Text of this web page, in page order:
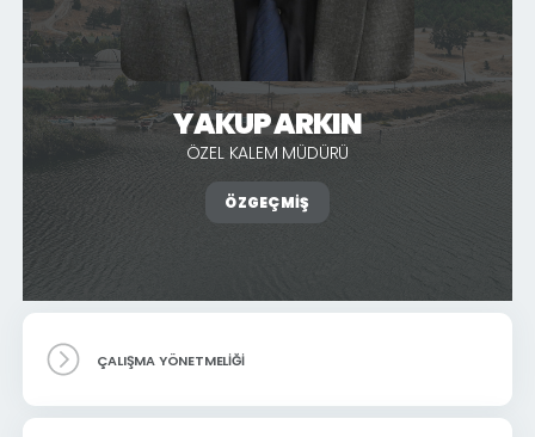
YAKUP ARKIN
ÖZEL KALEM MÜDÜRÜ
ÖZGEÇMIŞ
ÇALIŞMA YÖNETMELIĞI